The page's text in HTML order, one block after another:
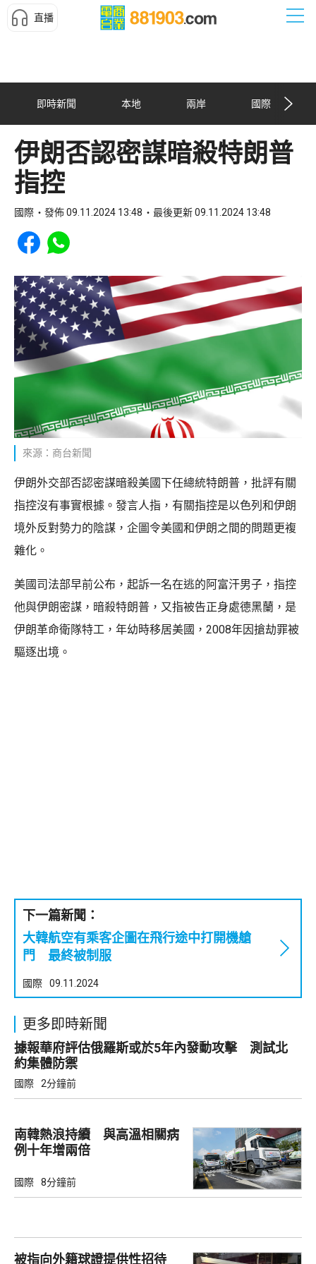
直播
即時新聞 本地 兩岸 國際
伊朗否認密謀暗殺特朗普
指控
國際 發佈 09.11.2024 13:48 最後更新 09.11.2024 13:48
Share to Facebook
Share to WhatsApp
來源：商台新聞
伊朗外交部否認密謀暗殺美國下任總統特朗普，批評有關
指控沒有事實根據。發言人指，有關指控是以色列和伊朗
境外反對勢力的陰謀，企圖令美國和伊朗之間的問題更複
雜化。
美國司法部早前公布，起訴一名在逃的阿富汗男子，指控
他與伊朗密謀，暗殺特朗普，又指被告正身處德黑蘭，是
伊朗革命衛隊特工，年幼時移居美國，2008年因搶劫罪被
驅逐出境。
下一篇新聞：
大韓航空有乘客企圖在飛行途中打開機艙
門 最終被制服
國際 09.11.2024
更多即時新聞
據報華府評估俄羅斯或於5年內發動攻擊 測試北
約集體防禦
國際 2分鐘前
南韓熱浪持續 與高溫相關病
例十年增兩倍
國際 8分鐘前
被指向外籍球證提供性招待